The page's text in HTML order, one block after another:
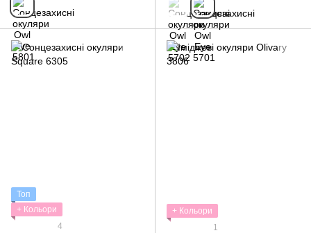
Топ
+ Кольори
4
+ Кольори
1